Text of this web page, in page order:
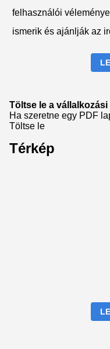
felhasználói
ismerik és ajánlják az
Töltse le a
Ha szeretne egy PDF
Töltse le
Térkép